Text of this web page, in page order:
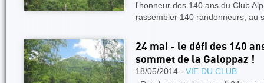
l'honneur des 140 ans du Club
rassembler 140 randonneurs, au
24 mai - le défi des 140
sommet de la Galoppaz !
18/05/2014 - VIE DU CLUB